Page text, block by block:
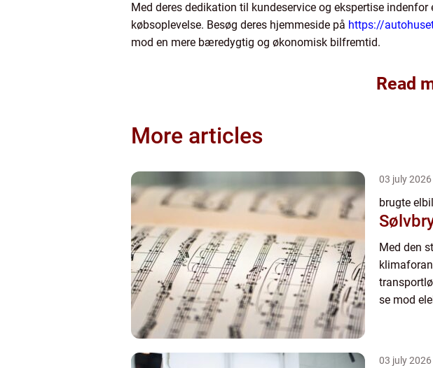
Med deres dedikation til kundeservice og ekspertise
købsoplevelse. Besøg deres hjemmeside på https://
mod en mere bæredygtig og økonomisk bilfremtid.
Read
More articles
03 july 2026
brugte
Med den
se mod
03 july 2026